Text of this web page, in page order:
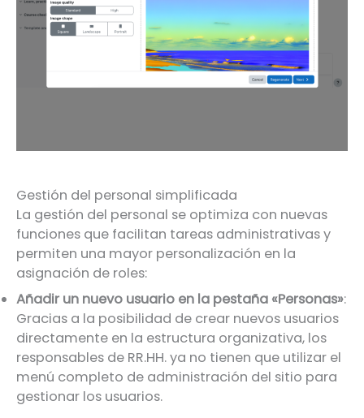
Gestión del personal simplificada
La gestión del personal se optimiza con nuevas
funciones que facilitan tareas administrativas y
permiten una mayor personalización en la
asignación de roles:
Añadir un nuevo usuario en la pestaña «Personas»:
Gracias a la posibilidad de crear nuevos usuarios
directamente en la estructura organizativa, los
responsables de RR.HH. ya no tienen que utilizar el
menú completo de administración del sitio para
gestionar los usuarios.